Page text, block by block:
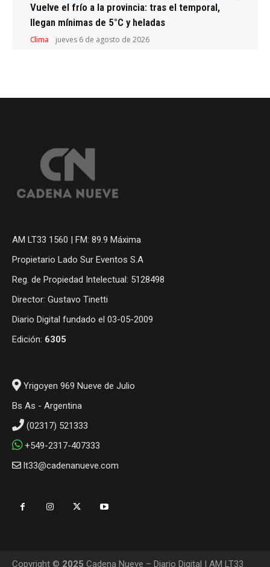
Vuelve el frío a la provincia: tras el temporal,
llegan mínimas de 5°C y heladas
Clima jueves 6 de agosto de 2026
AM LT33 1560 | FM: 89.9 Máxima
Propietario Lado Sur Eventos S.A
Reg. de Propiedad Intelectual: 5128498
Director: Gustavo Tinetti
Diario Digital fundado el 03-05-2009
Edición: 6305
Yrigoyen 969 Nueve de Julio
Bs As - Argentina
(02317) 521333
+549-2317-407333
lt33@cadenanueve.com
Copyright © 2025 Cadena Nueve – Diario Digital | AM LT33